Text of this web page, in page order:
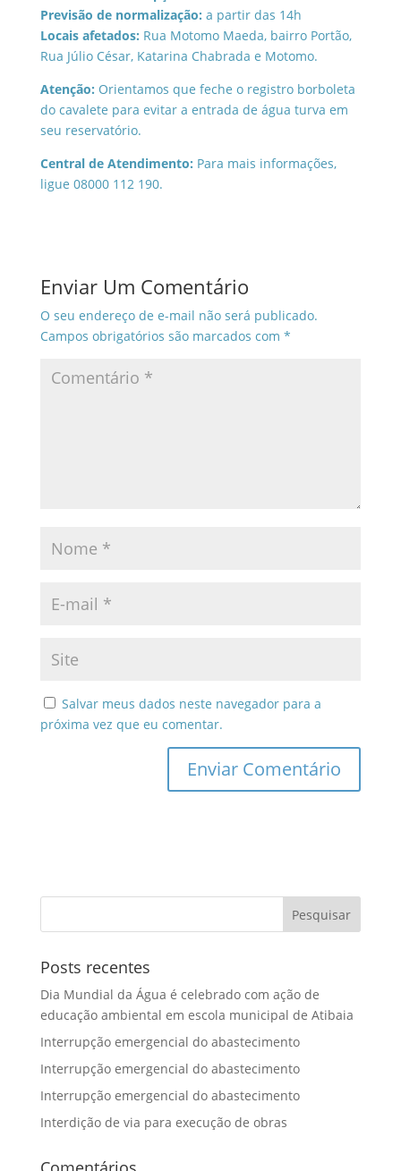
Previsão de normalização: a partir das 14h
Locais afetados: Rua Motomo Maeda, bairro Portão,
Rua Júlio César, Katarina Chabrada e Motomo.
Atenção: Orientamos que feche o registro borboleta
do cavalete para evitar a entrada de água turva em
seu reservatório.
Central de Atendimento: Para mais informações,
ligue 08000 112 190.
Enviar Um Comentário
O seu endereço de e-mail não será publicado.
Campos obrigatórios são marcados com *
Salvar meus dados neste navegador para a
próxima vez que eu comentar.
Posts recentes
Dia Mundial da Água é celebrado com ação de
educação ambiental em escola municipal de Atibaia
Interrupção emergencial do abastecimento
Interrupção emergencial do abastecimento
Interrupção emergencial do abastecimento
Interdição de via para execução de obras